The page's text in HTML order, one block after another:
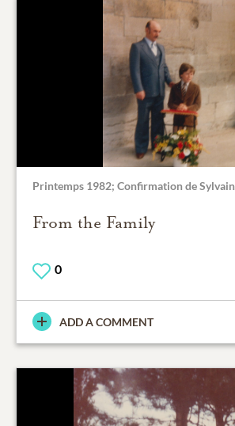
Printemps 1982; Confirmation de Sylvain
From the Family
0
ADD A COMMENT